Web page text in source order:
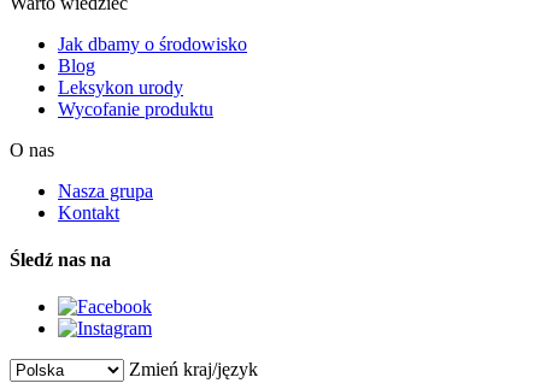
Jak dbamy o środowisko
Blog
Leksykon urody
Wycofanie produktu
O nas
Nasza grupa
Kontakt
Śledź nas na
Zmień kraj/język